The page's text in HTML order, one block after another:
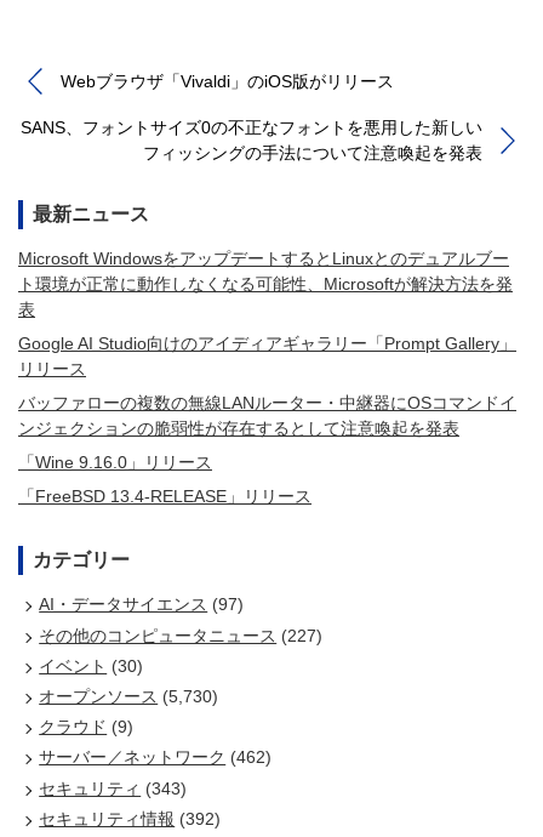
Webブラウザ「Vivaldi」のiOS版がリリース
SANS、フォントサイズ0の不正なフォントを悪用した新しい
フィッシングの手法について注意喚起を発表
最新ニュース
Microsoft WindowsをアップデートするとLinuxとのデュアルブー
ト環境が正常に動作しなくなる可能性、Microsoftが解決方法を発
表
Google AI Studio向けのアイディアギャラリー「Prompt Gallery」
リリース
バッファローの複数の無線LANルーター・中継器にOSコマンドイ
ンジェクションの脆弱性が存在するとして注意喚起を発表
「Wine 9.16.0」リリース
「FreeBSD 13.4-RELEASE」リリース
カテゴリー
AI・データサイエンス (97)
その他のコンピュータニュース (227)
イベント (30)
オープンソース (5,730)
クラウド (9)
サーバー／ネットワーク (462)
セキュリティ (343)
セキュリティ情報 (392)